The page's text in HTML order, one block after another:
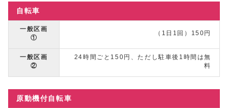
自転車
一般区画
①
（1日1回）150円
一般区画
②
24時間ごと150円、ただし駐車後1時間は無
料
原動機付自転車